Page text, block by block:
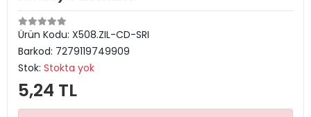
Ürün Kodu: X508.ZIL-CD-SRI
Barkod: 7279119749909
Stok: Stokta yok
5,24 TL